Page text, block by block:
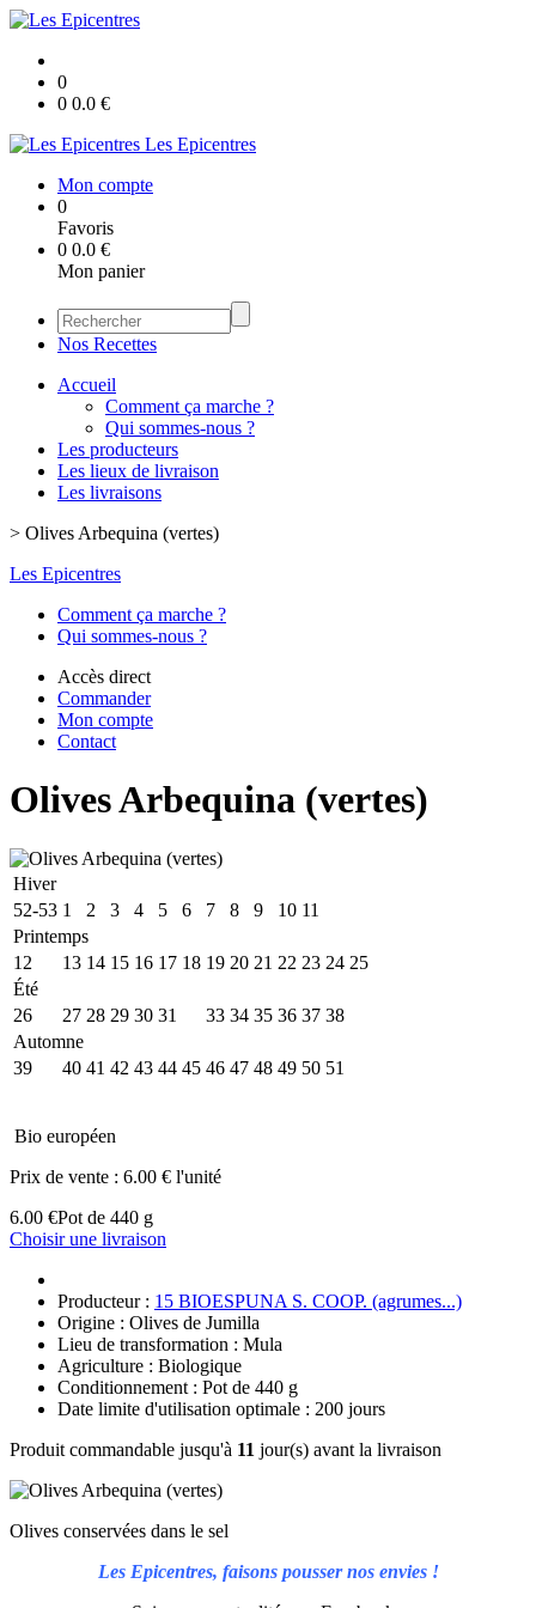
0
0 0.0 €
Les Epicentres
Mon compte
0
Favoris
0 0.0 €
Mon panier
Nos Recettes
Accueil
Comment ça marche ?
Qui sommes-nous ?
Les producteurs
Les lieux de livraison
Les livraisons
> Olives Arbequina (vertes)
Les Epicentres
Comment ça marche ?
Qui sommes-nous ?
Accès direct
Commander
Mon compte
Contact
Olives Arbequina (vertes)
Hiver
52-53 1 2 3 4 5 6 7 8 9 10 11
Printemps
12
13 14 15 16 17 18 19 20 21 22 23 24 25
Été
26
27 28 29 30 31 33 34 35 36 37 38
Automne
39
40 41 42 43 44 45 46 47 48 49 50 51
Bio européen
Prix de vente : 6.00 € l'unité
6.00 €Pot de 440 g
Choisir une livraison
Producteur : 15 BIOESPUNA S. COOP. (agrumes...)
Origine : Olives de Jumilla
Lieu de transformation : Mula
Agriculture : Biologique
Conditionnement : Pot de 440 g
Date limite d'utilisation optimale : 200 jours
Produit commandable jusqu'à 11 jour(s) avant la livraison
Olives conservées dans le sel
Les Epicentres, faisons pousser nos envies !